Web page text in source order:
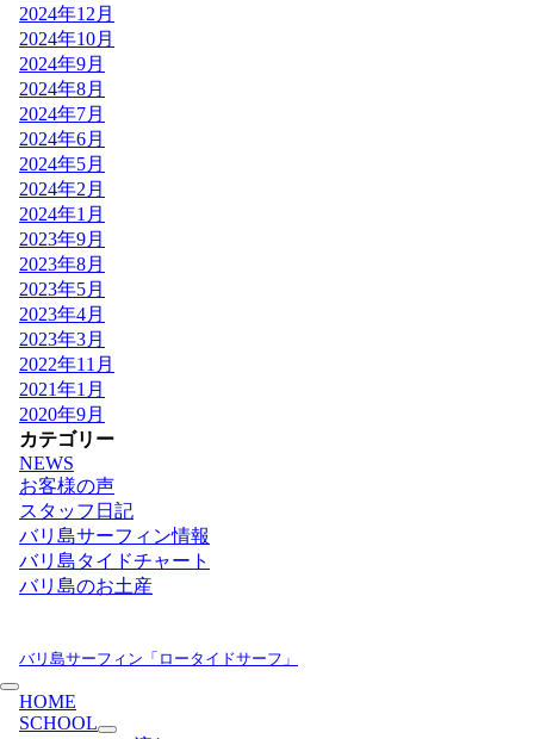
2024年12月
2024年10月
2024年9月
2024年8月
2024年7月
2024年6月
2024年5月
2024年2月
2024年1月
2023年9月
2023年8月
2023年5月
2023年4月
2023年3月
2022年11月
2021年1月
2020年9月
カテゴリー
NEWS
お客様の声
スタッフ日記
バリ島サーフィン情報
バリ島タイドチャート
バリ島のお土産
バリ島サーフィン「ロータイドサーフ」
HOME
SCHOOL